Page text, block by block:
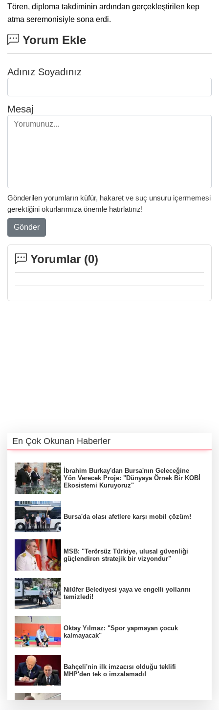
Tören, diploma takdiminin ardından gerçekleştirilen kep
atma seremonisiyle sona erdi.
Yorum Ekle
Adınız Soyadınız
Mesaj
Gönderilen yorumların küfür, hakaret ve suç unsuru içermemesi
gerektiğini okurlarımıza önemle hatırlatırız!
Gönder
Yorumlar (0)
En Çok Okunan Haberler
İbrahim Burkay'dan Bursa'nın Geleceğine
Yön Verecek Proje: "Dünyaya Örnek Bir KOBİ
Ekosistemi Kuruyoruz"
Bursa'da olası afetlere karşı mobil çözüm!
MSB: "Terörsüz Türkiye, ulusal güvenliği
güçlendiren stratejik bir vizyondur"
Nilüfer Belediyesi yaya ve engelli yollarını
temizledi!
Oktay Yılmaz: "Spor yapmayan çocuk
kalmayacak"
Bahçeli'nin ilk imzacısı olduğu teklifi
MHP'den tek o imzalamadı!